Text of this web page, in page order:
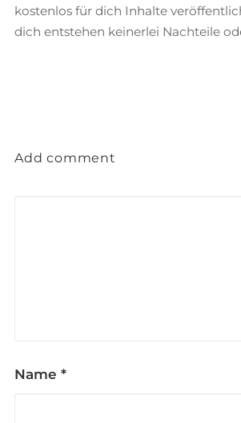
kostenlos für dich Inhalte
dich entstehen keinerlei Nachteile
Add comment
Name *